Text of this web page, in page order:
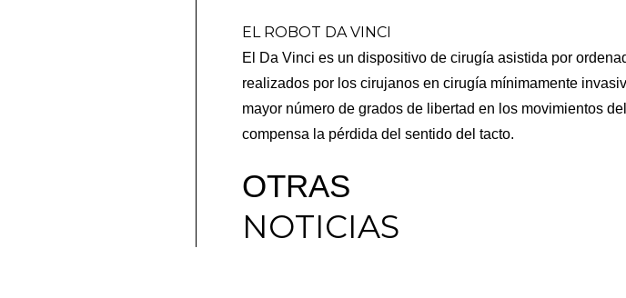
EL ROBOT DA VINCI
El Da Vinci es un dispositivo de cirugía asistida por
realizados por los cirujanos en cirugía mínimamente
mayor número de grados de libertad en los movimientos
compensa la pérdida del sentido del tacto.
OTRAS
NOTICIAS